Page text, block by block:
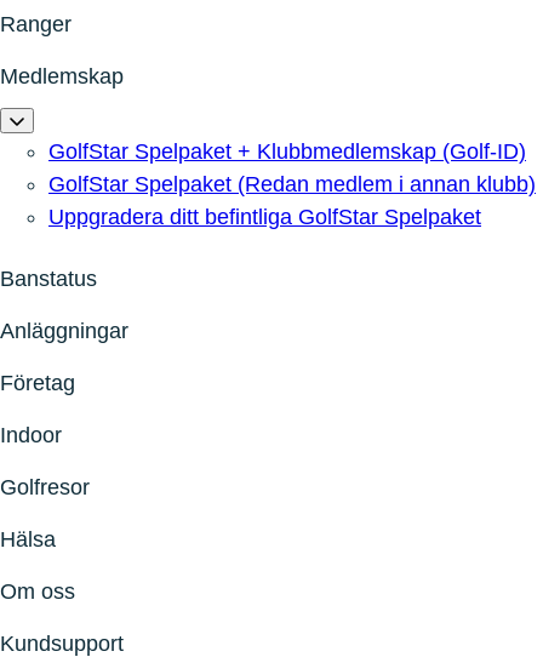
Ranger
Medlemskap
GolfStar Spelpaket + Klubbmedlemskap (Golf-ID)
GolfStar Spelpaket (Redan medlem i annan klubb)
Uppgradera ditt befintliga GolfStar Spelpaket
Banstatus
Anläggningar
Företag
Indoor
Golfresor
Hälsa
Om oss
Kundsupport